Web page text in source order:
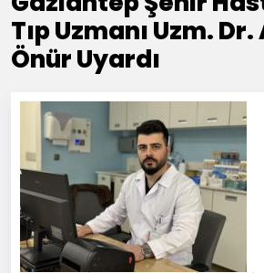
Tıp Uzmanı Uzm.
Önür Uyardı